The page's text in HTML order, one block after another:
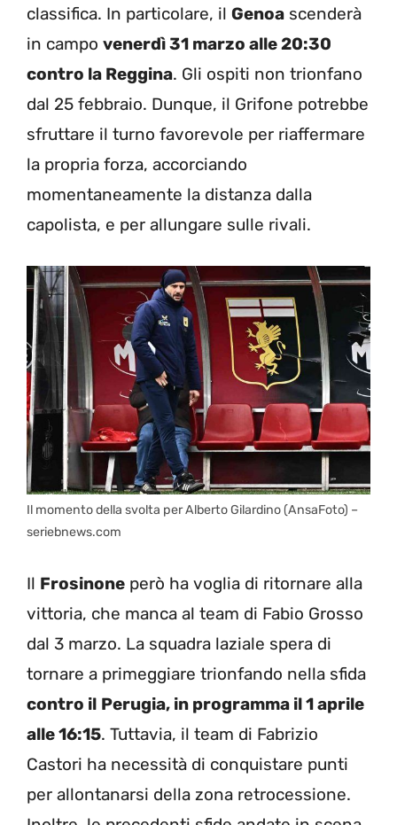
classifica. In particolare, il Genoa scenderà
in campo venerdì 31 marzo alle 20:30
contro la Reggina. Gli ospiti non trionfano
dal 25 febbraio. Dunque, il Grifone potrebbe
sfruttare il turno favorevole per riaffermare
la propria forza, accorciando
momentaneamente la distanza dalla
capolista, e per allungare sulle rivali.
Il momento della svolta per Alberto Gilardino (AnsaFoto) –
seriebnews.com
Il Frosinone però ha voglia di ritornare alla
vittoria, che manca al team di Fabio Grosso
dal 3 marzo. La squadra laziale spera di
tornare a primeggiare trionfando nella sfida
contro il Perugia, in programma il 1 aprile
alle 16:15. Tuttavia, il team di Fabrizio
Castori ha necessità di conquistare punti
per allontanarsi della zona retrocessione.